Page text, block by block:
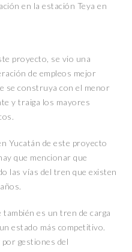
en la estación Teya en
proyecto, se vio una
de empleos mejor
se construya con el menor
y traiga los mayores
Yucatán de este proyecto
que mencionar que
las vías del tren que existen
es un tren de carga
estado más competitivo.
gestiones del